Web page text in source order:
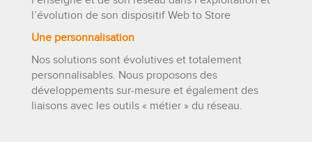
l’évolution de son dispositif Web to Store
Une personnalisation
Nos solutions sont évolutives et totalement
personnalisables. Nous proposons des
développements sur-mesure et également des
liaisons avec les outils « métier » du réseau.